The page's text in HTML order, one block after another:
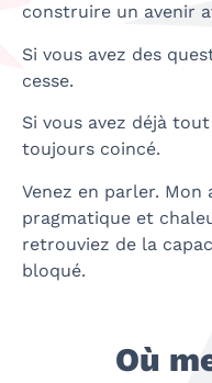
construire un avenir
Si vous avez des
cesse.
Si vous avez déjà
toujours coincé.
Venez en parler.
pragmatique et
retrouviez de la
bloqué.
Où